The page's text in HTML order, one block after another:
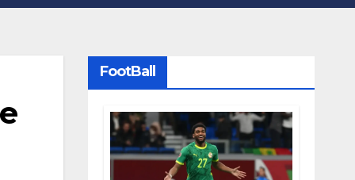
FootBall